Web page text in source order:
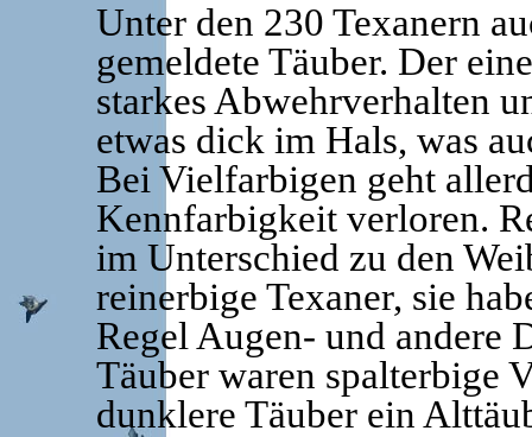
Unter den 230 Texanern
gemeldete Täuber. Der
starkes Abwehrverhalten
etwas dick im Hals, was
Bei Vielfarbigen geht
Kennfarbigkeit verloren.
im Unterschied zu den
reinerbige Texaner, sie
Regel Augen- und andere
Täuber waren spalterbige
dunklere Täuber ein